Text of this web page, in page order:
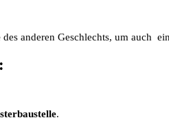
des anderen Geschlechts, um auch
:
.